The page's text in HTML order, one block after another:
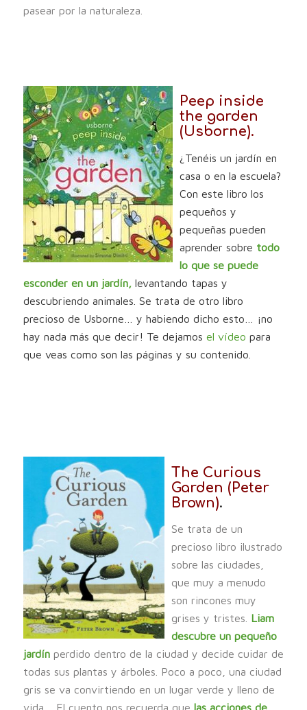
pasear por la naturaleza.
Peep inside
the garden
(Usborne).
¿Tenéis un jardín en
casa o en la escuela?
Con este libro los
pequeños y
pequeñas pueden
aprender sobre todo
lo que se puede
esconder en un jardín,levantando tapas y
descubriendo animales. Se trata de otro libro
precioso de Usborne… y habiendo dicho esto… ¡no
hay nada más que decir! Te dejamos el vídeo para
que veas como son las páginas y su contenido.
The Curious
Garden (Peter
Brown).
Se trata de un
precioso libro ilustrado
sobre las ciudades,
que muy a menudo
son rincones muy
grises y tristes.
Liam
descubre un pequeño
jardínperdido dentro de la ciudad y decide cuidar de
todas sus plantas y árboles. Poco a poco, una ciudad
gris se va convirtiendo en un lugar verde y lleno de